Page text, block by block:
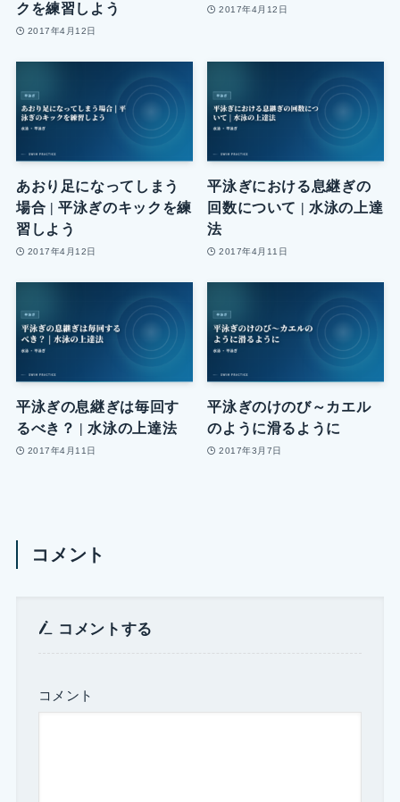
クを練習しよう
2017年4月12日
2017年4月12日
あおり足になってしまう
場合 | 平泳ぎのキックを練
習しよう
2017年4月12日
平泳ぎにおける息継ぎの
回数について | 水泳の上達
法
2017年4月11日
平泳ぎの息継ぎは毎回す
るべき？ | 水泳の上達法
2017年4月11日
平泳ぎのけのび～カエル
のように滑るように
2017年3月7日
コメント
コメントする
コメント